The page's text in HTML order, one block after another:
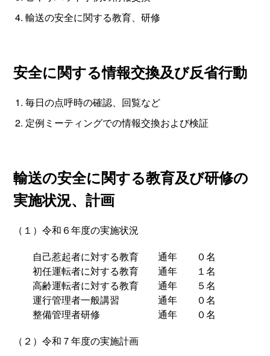
輸送の安全に関する教育、研修
安全に関する情報交換及び反省行動
毎日の点呼時の確認、回覧など
定例ミーティングでの情報交換および検証
輸送の安全に関する教育及び研修の
実施状況、計画
（１）令和６年度の実施状況
自己惹起者に対する教育 通年 ０名
初任運転者に対する教育 通年 １名
高齢運転者に対する教育 通年 ５名
運行管理者一般講習 通年 ０名
整備管理者研修 通年 ０名
（２）令和７年度の実施計画